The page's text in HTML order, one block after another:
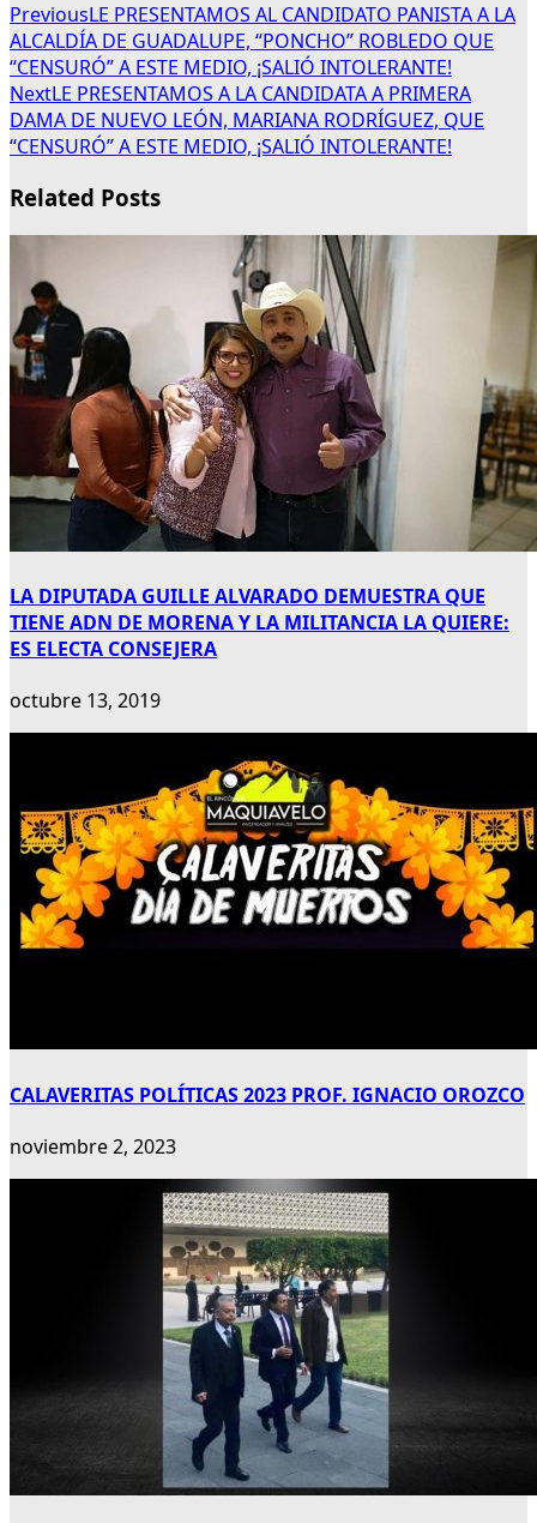
PreviousLE PRESENTAMOS AL CANDIDATO PANISTA A LA
ALCALDÍA DE GUADALUPE, “PONCHO” ROBLEDO QUE
“CENSURÓ” A ESTE MEDIO, ¡SALIÓ INTOLERANTE!
NextLE PRESENTAMOS A LA CANDIDATA A PRIMERA
DAMA DE NUEVO LEÓN, MARIANA RODRÍGUEZ, QUE
“CENSURÓ” A ESTE MEDIO, ¡SALIÓ INTOLERANTE!
Related Posts
LA DIPUTADA GUILLE ALVARADO DEMUESTRA QUE
TIENE ADN DE MORENA Y LA MILITANCIA LA QUIERE:
ES ELECTA CONSEJERA
octubre 13, 2019
CALAVERITAS POLÍTICAS 2023 PROF. IGNACIO OROZCO
noviembre 2, 2023